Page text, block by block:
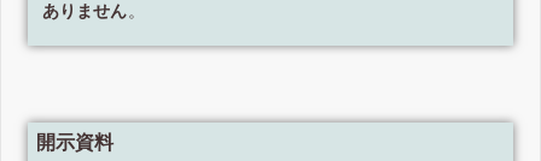
ありません 。
開示資料